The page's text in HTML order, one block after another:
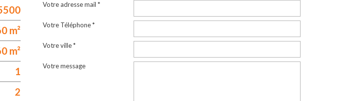
m²
m²
1
2
Votre adresse mail *
Votre Téléphone *
Votre ville *
Votre message